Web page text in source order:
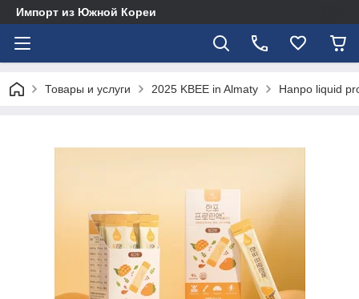
Импорт из Южной Кореи
Товары и услуги 2025 KBEE in Almaty Hanpo liquid